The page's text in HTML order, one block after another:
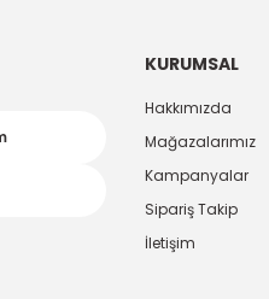
KURUMSAL
Hakkımızda
Mağazalarımız
Kampanyalar
Sipariş Takip
İletişim